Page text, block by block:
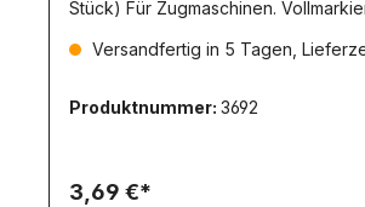
Stück) Für Zugmaschinen.
Versandfertig in 5 Tagen,
Produktnummer: 3692
3,69 €*